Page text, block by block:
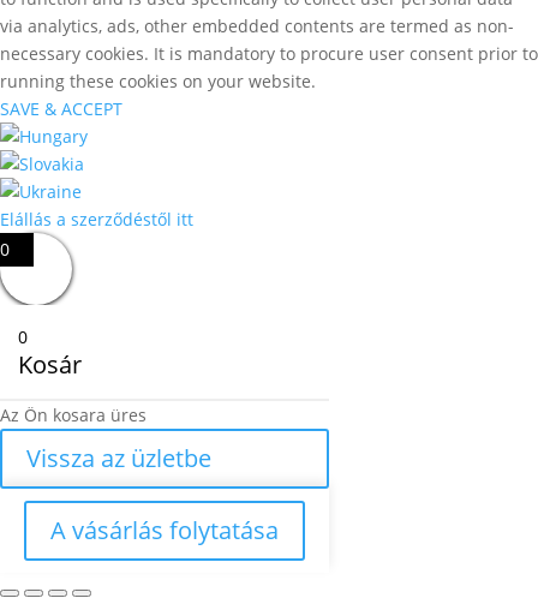
via analytics, ads, other embedded contents are termed as non-
necessary cookies. It is mandatory to procure user consent prior to
running these cookies on your website.
SAVE & ACCEPT
Elállás a szerződéstől itt
0
0
Kosár
Az Ön kosara üres
Vissza az üzletbe
A vásárlás folytatása